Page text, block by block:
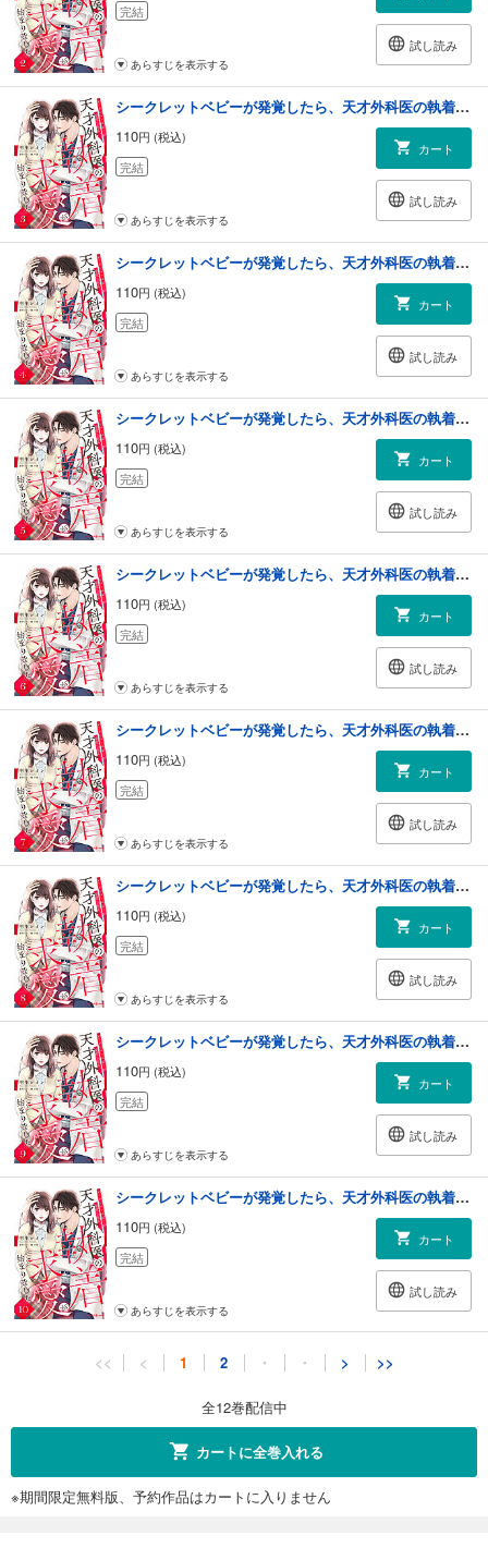
完結
試し読み
あらすじを表示する
シークレットベビーが発覚したら、天才外科医の執着求愛が始まりました【分冊版】3話
110円 (税込)
完結
カート
試し読み
あらすじを表示する
シークレットベビーが発覚したら、天才外科医の執着求愛が始まりました【分冊版】4話
110円 (税込)
完結
カート
試し読み
あらすじを表示する
シークレットベビーが発覚したら、天才外科医の執着求愛が始まりました【分冊版】5話
110円 (税込)
完結
カート
試し読み
あらすじを表示する
シークレットベビーが発覚したら、天才外科医の執着求愛が始まりました【分冊版】6話
110円 (税込)
完結
カート
試し読み
あらすじを表示する
シークレットベビーが発覚したら、天才外科医の執着求愛が始まりました【分冊版】7話
110円 (税込)
完結
カート
試し読み
あらすじを表示する
シークレットベビーが発覚したら、天才外科医の執着求愛が始まりました【分冊版】8話
110円 (税込)
完結
カート
試し読み
あらすじを表示する
シークレットベビーが発覚したら、天才外科医の執着求愛が始まりました【分冊版】9話
110円 (税込)
完結
カート
試し読み
あらすじを表示する
シークレットベビーが発覚したら、天才外科医の執着求愛が始まりました【分冊版】10話
110円 (税込)
完結
カート
試し読み
あらすじを表示する
<< < 1 2 ・ ・ > >>
全12巻配信中
カートに全巻入れる
※期間限定無料版、予約作品はカートに入りません